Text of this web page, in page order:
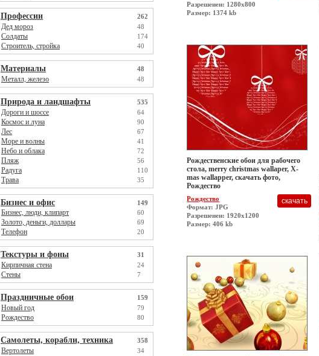
Профессии 262
Дед мороз 48
Солдаты 174
Строитель, стройка 40
Материалы 48
Металл, железо 48
Природа и ландшафты 535
Дороги и шоссе 64
Космос и луна 90
Лес 67
Море и волны 41
Небо и облака 72
Пляж 56
Радуга 110
Трава 35
Бизнес и офис 149
Бизнес, люди, клипарт 60
Золото, деньги, доллары 69
Телефон 20
Текстуры и фоны 31
Кирпичная стена 24
Стены 7
Праздничные обои 159
Новый год 79
Рождество 80
Самолеты, корабли, техника 358
Вертолеты 34
Разрешеиен: 1280x800
Размер: 1374 kb
Рождественские обои для рабочего
стола, merry christmas wallaper, X-
mas wallapper, скачать фото,
Рождество
Рождество
Формат: JPG
Разрешеиен: 1920x1200
Размер: 406 kb